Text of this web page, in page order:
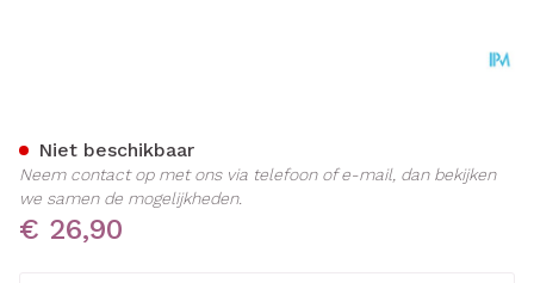
€ 26,90
Niet beschikbaar
Neem contact op met ons via telefoon of e-mail, dan bekijken
we samen de mogelijkheden.